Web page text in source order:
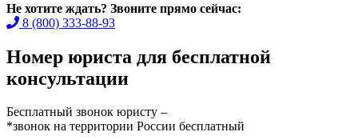
Не хотите ждать? Звоните прямо сейчас:
8 (800) 333-88-93
Номер юриста для бесплатной
консультации
Бесплатный звонок юристу –
*звонок на территории России бесплатный